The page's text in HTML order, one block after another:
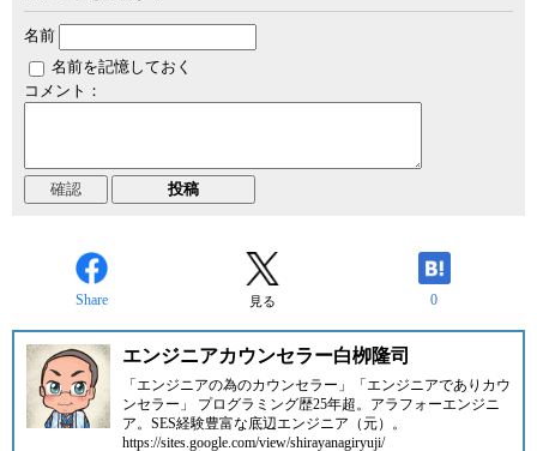
名前
名前を記憶しておく
コメント：
Share 見る 0
エンジニアカウンセラー白栁隆司
「エンジニアの為のカウンセラー」「エンジニアでありカウ
ンセラー」 プログラミング歴25年超。アラフォーエンジニ
ア。SES経験豊富な底辺エンジニア（元）。
https://sites.google.com/view/shirayanagiryuji/